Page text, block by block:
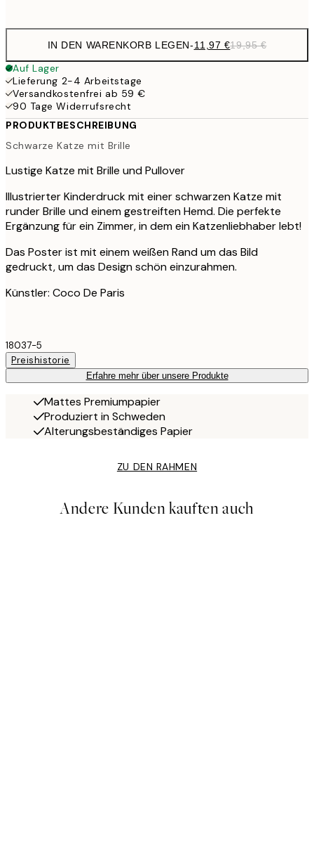
IN DEN WARENKORB LEGEN-11,97 €19,95 €
Auf Lager
Lieferung 2-4 Arbeitstage
Versandkostenfrei ab 59 €
90 Tage Widerrufsrecht
PRODUKTBESCHREIBUNG
Schwarze Katze mit Brille
Lustige Katze mit Brille und Pullover
Illustrierter Kinderdruck mit einer schwarzen Katze mit
runder Brille und einem gestreiften Hemd. Die perfekte
Ergänzung für ein Zimmer, in dem ein Katzenliebhaber lebt!
Das Poster ist mit einem weißen Rand um das Bild
gedruckt, um das Design schön einzurahmen.
Künstler: Coco De Paris
18037-5
Preishistorie
Erfahre mehr über unsere Produkte
Mattes Premiumpapier
Produziert in Schweden
Alterungsbeständiges Papier
ZU DEN RAHMEN
Andere Kunden kauften auch